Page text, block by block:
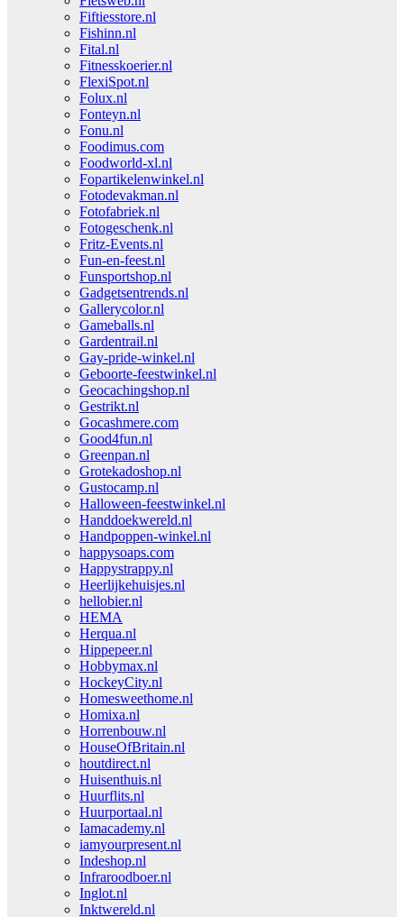
Fiftiesstore.nl
Fishinn.nl
Fital.nl
Fitnesskoerier.nl
FlexiSpot.nl
Folux.nl
Fonteyn.nl
Fonu.nl
Foodimus.com
Foodworld-xl.nl
Fopartikelenwinkel.nl
Fotodevakman.nl
Fotofabriek.nl
Fotogeschenk.nl
Fritz-Events.nl
Fun-en-feest.nl
Funsportshop.nl
Gadgetsentrends.nl
Gallerycolor.nl
Gameballs.nl
Gardentrail.nl
Gay-pride-winkel.nl
Geboorte-feestwinkel.nl
Geocachingshop.nl
Gestrikt.nl
Gocashmere.com
Good4fun.nl
Greenpan.nl
Grotekadoshop.nl
Gustocamp.nl
Halloween-feestwinkel.nl
Handdoekwereld.nl
Handpoppen-winkel.nl
happysoaps.com
Happystrappy.nl
Heerlijkehuisjes.nl
hellobier.nl
HEMA
Herqua.nl
Hippepeer.nl
Hobbymax.nl
HockeyCity.nl
Homesweethome.nl
Homixa.nl
Horrenbouw.nl
HouseOfBritain.nl
houtdirect.nl
Huisenthuis.nl
Huurflits.nl
Huurportaal.nl
Iamacademy.nl
iamyourpresent.nl
Indeshop.nl
Infraroodboer.nl
Inglot.nl
Inktwereld.nl